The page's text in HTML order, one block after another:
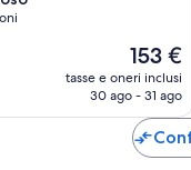
Il
prezzo
attuale
153 €
153 €
tasse e oneri inclusi
30 ago - 31 ago